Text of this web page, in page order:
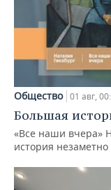
Общество 01 авг,
Большая
«Все наши вчера»
история